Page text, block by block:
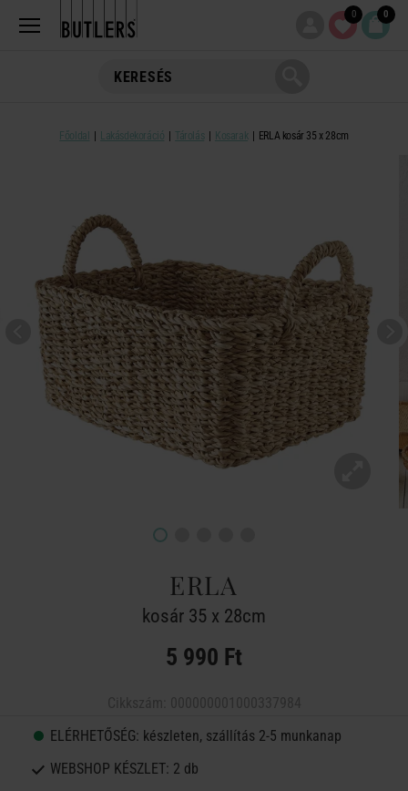
0 0
Főoldal Lakásdekoráció Tárolás Kosarak ERLA kosár 35 x 28cm
ERLA
kosár 35 x 28cm
5 990 Ft
ELÉRHETŐSÉG: készleten, szállítás 2-5 munkanap
WEBSHOP KÉSZLET: 2 db